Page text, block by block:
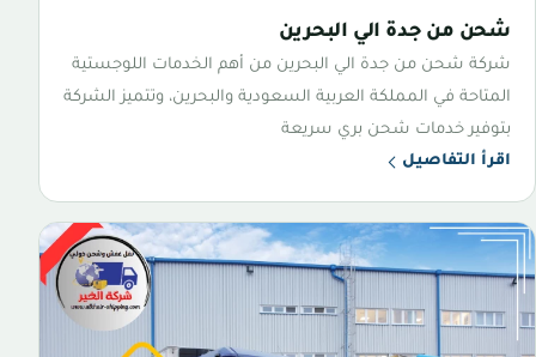
شحن من جدة الي البحرين
شركة شحن من جدة الي البحرين من أهم الخدمات اللوجستية
المتاحة في المملكة العربية السعودية والبحرين، وتتميز الشركة
بتوفير خدمات شحن بري سريعة
اقرأ التفاصيل